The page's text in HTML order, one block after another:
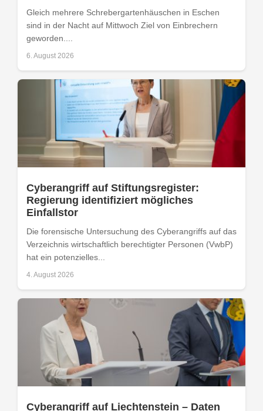
Gleich mehrere Schrebergartenhäuschen in Eschen
sind in der Nacht auf Mittwoch Ziel von Einbrechern
geworden....
6. August 2026
Cyberangriff auf Stiftungsregister:
Regierung identifiziert mögliches
Einfallstor
Die forensische Untersuchung des Cyberangriffs auf das
Verzeichnis wirtschaftlich berechtigter Personen (VwbP)
hat ein potenzielles...
4. August 2026
Cyberangriff auf Liechtenstein – Daten